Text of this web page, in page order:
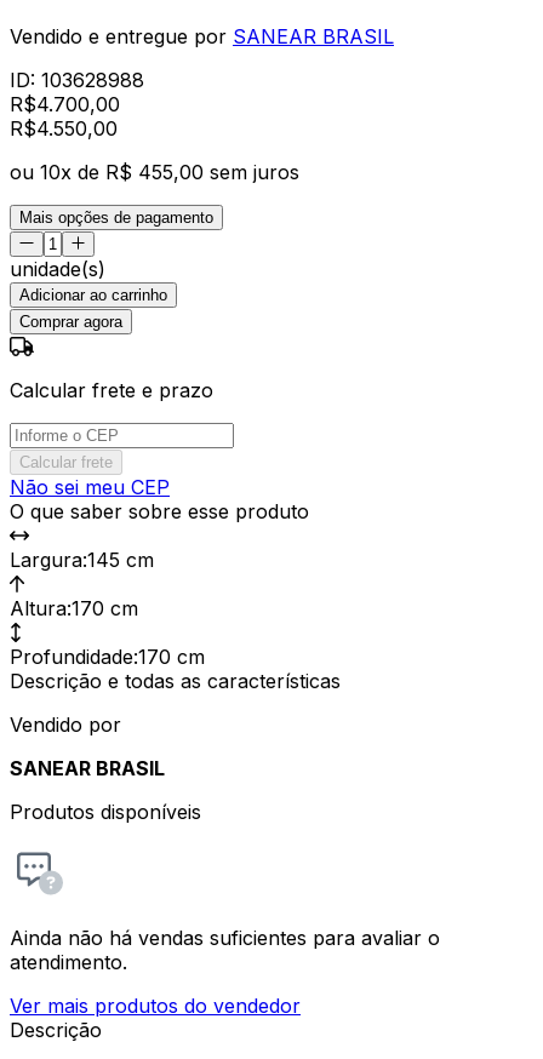
Vendido e entregue por SANEAR BRASIL
ID: 103628988
R$4.700,00
R$4.550,00
ou 10x de R$ 455,00 sem juros
Mais opções de pagamento
unidade(s)
Adicionar ao carrinho
Comprar agora
Calcular frete e prazo
Calcular frete
Não sei meu CEP
O que saber sobre esse produto
Largura:145 cm
Altura:170 cm
Profundidade:170 cm
Descrição e todas as características
Vendido por
SANEAR BRASIL
Produtos disponíveis
Ainda não há vendas suficientes para avaliar o
atendimento.
Ver mais produtos do vendedor
Descrição